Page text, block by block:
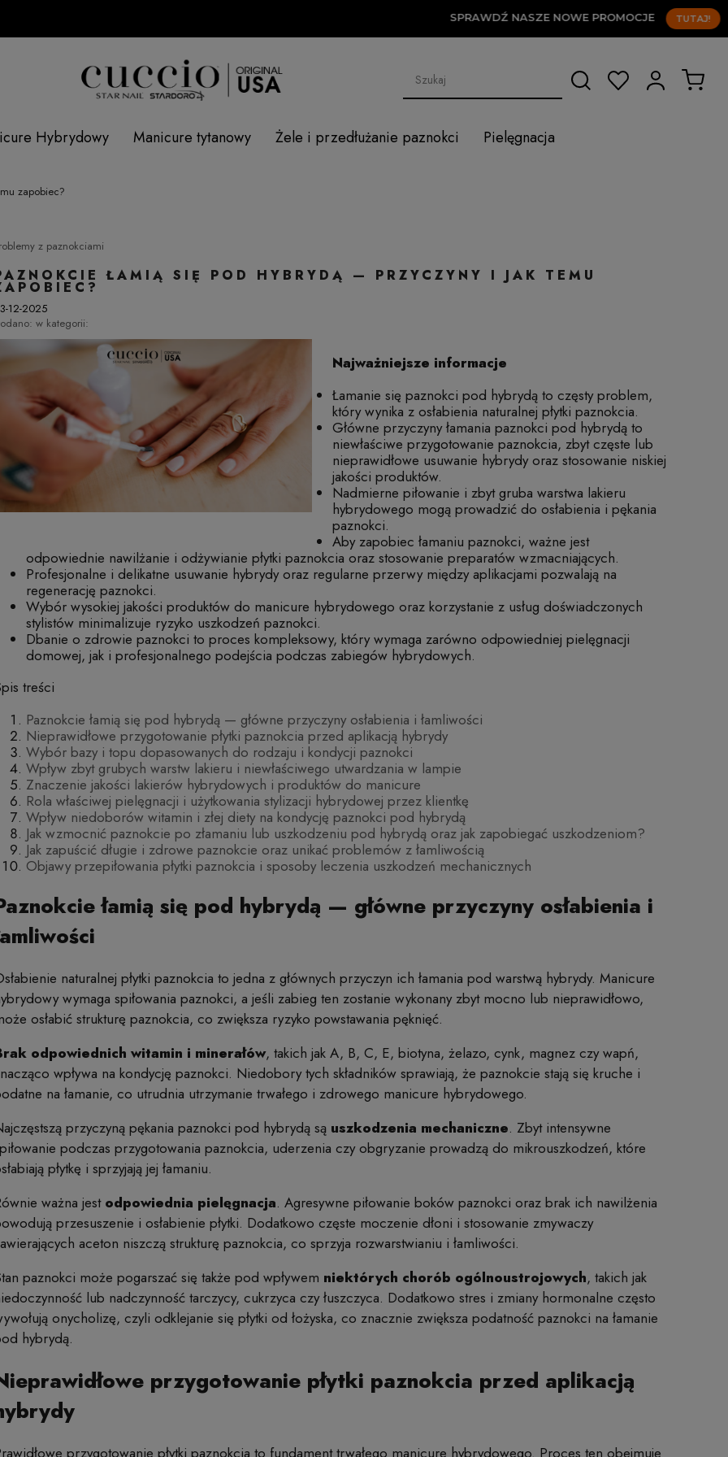
SPRAWDŹ NASZE NOWE PROMOCJE TUTAJ!
Hybrydowy Manicure tytanowy Żele i przedłużanie paznokci
Pielęgnacja
zapobiec?
z paznokciami
ŁAMIĄ SIĘ POD HYBRYDĄ — PRZYCZYNY I JAK TEMU
12-2025
w kategorii:
Najważniejsze informacje
Łamanie się paznokci pod hybrydą to częsty problem,
który wynika z osłabienia naturalnej płytki paznokcia.
Główne przyczyny łamania paznokci pod hybrydą to
niewłaściwe przygotowanie paznokcia, zbyt częste lub
nieprawidłowe usuwanie hybrydy oraz stosowanie niskiej
jakości produktów.
Nadmierne piłowanie i zbyt gruba warstwa lakieru
hybrydowego mogą prowadzić do osłabienia i pękania
paznokci.
Aby zapobiec łamaniu paznokci, ważne jest
odpowiednie nawilżanie i odżywianie płytki paznokcia oraz stosowanie preparatów wzmacniających.
Profesjonalne i delikatne usuwanie hybrydy oraz regularne przerwy między aplikacjami pozwalają na
regenerację paznokci.
Wybór wysokiej jakości produktów do manicure hybrydowego oraz korzystanie z usług doświadczonych
stylistów minimalizuje ryzyko uszkodzeń paznokci.
Dbanie o zdrowie paznokci to proces kompleksowy, który wymaga zarówno odpowiedniej pielęgnacji
domowej, jak i profesjonalnego podejścia podczas zabiegów hybrydowych.
treści
Paznokcie łamią się pod hybrydą — główne przyczyny osłabienia i łamliwości
Nieprawidłowe przygotowanie płytki paznokcia przed aplikacją hybrydy
Wybór bazy i topu dopasowanych do rodzaju i kondycji paznokci
Wpływ zbyt grubych warstw lakieru i niewłaściwego utwardzania w lampie
Znaczenie jakości lakierów hybrydowych i produktów do manicure
Rola właściwej pielęgnacji i użytkowania stylizacji hybrydowej przez klientkę
Wpływ niedoborów witamin i złej diety na kondycję paznokci pod hybrydą
Jak wzmocnić paznokcie po złamaniu lub uszkodzeniu pod hybrydą oraz jak zapobiegać uszkodzeniom?
Jak zapuścić długie i zdrowe paznokcie oraz unikać problemów z łamliwością
Objawy przepiłowania płytki paznokcia i sposoby leczenia uszkodzeń mechanicznych
łamią się pod hybrydą — główne przyczyny osłabienia i
naturalnej płytki paznokcia to jedna z głównych przyczyn ich łamania pod warstwą hybrydy. Manicure
wymaga spiłowania paznokci, a jeśli zabieg ten zostanie wykonany zbyt mocno lub nieprawidłowo,
osłabić strukturę paznokcia, co zwiększa ryzyko powstawania pęknięć.
odpowiednich witamin i minerałów, takich jak A, B, C, E, biotyna, żelazo, cynk, magnez czy wapń,
wpływa na kondycję paznokci. Niedobory tych składników sprawiają, że paznokcie stają się kruche i
na łamanie, co utrudnia utrzymanie trwałego i zdrowego manicure hybrydowego.
przyczyną pękania paznokci pod hybrydą są uszkodzenia mechaniczne. Zbyt intensywne
podczas przygotowania paznokcia, uderzenia czy obgryzanie prowadzą do mikrouszkodzeń, które
płytkę i sprzyjają jej łamaniu.
ważna jest odpowiednia pielęgnacja. Agresywne piłowanie boków paznokci oraz brak ich nawilżenia
przesuszenie i osłabienie płytki. Dodatkowo częste moczenie dłoni i stosowanie zmywaczy
aceton niszczą strukturę paznokcia, co sprzyja rozwarstwianiu i łamliwości.
paznokci może pogarszać się także pod wpływem niektórych chorób ogólnoustrojowych, takich jak
lub nadczynność tarczycy, cukrzyca czy łuszczyca. Dodatkowo stres i zmiany hormonalne często
onycholizę, czyli odklejanie się płytki od łożyska, co znacznie zwiększa podatność paznokci na łamanie
hybrydą.
przygotowanie płytki paznokcia przed aplikacją